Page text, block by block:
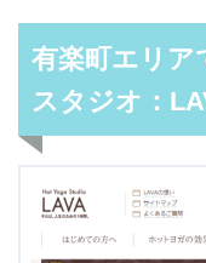
有楽町エリ
スタジオ：